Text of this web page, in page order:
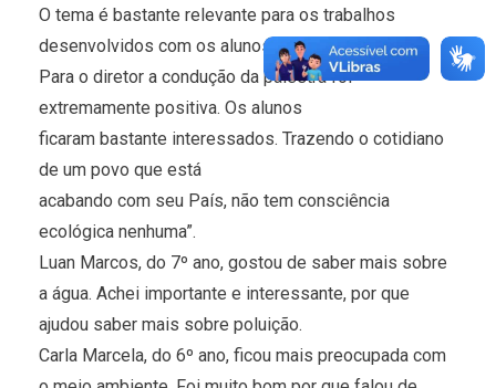
O tema é bastante relevante para os trabalhos
desenvolvidos com os alunos.
Para o diretor a condução da palestra foi
extremamente positiva. Os alunos
ficaram bastante interessados. Trazendo o cotidiano
de um povo que está
acabando com seu País, não tem consciência
ecológica nenhuma”.
Luan Marcos, do 7º ano, gostou de saber mais sobre
a água. Achei importante e interessante, por que
ajudou saber mais sobre poluição.
Carla Marcela, do 6º ano, ficou mais preocupada com